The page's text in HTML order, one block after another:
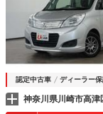
認定中古車 ディーラー
神奈川県川崎市高津